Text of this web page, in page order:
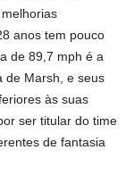
anos tem pouco
de 89,7 mph é a
de Marsh, e seus
às suas
ser titular do time
de fantasia